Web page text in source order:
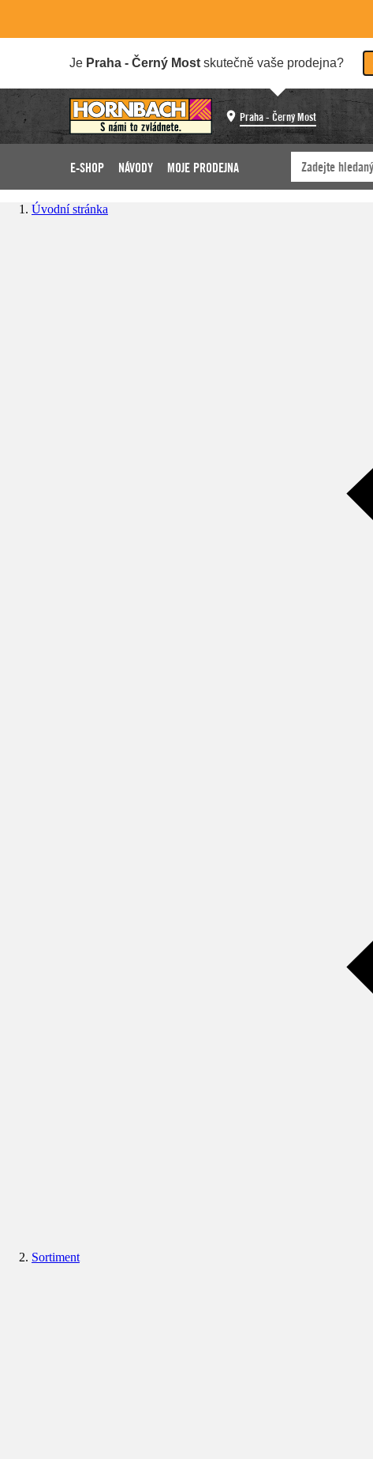
Je Praha - Černý Most skutečně vaše prodejna?
Praha - Černý Most
E-SHOP NÁVODY MOJE PRODEJNA
Úvodní stránka
Sortiment